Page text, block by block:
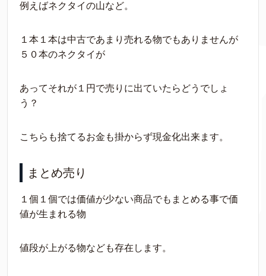
例えばネクタイの山など。
１本１本は中古であまり売れる物でもありませんが
５０本のネクタイが
あってそれが１円で売りに出ていたらどうでしょ
う？
こちらも捨てるお金も掛からず現金化出来ます。
まとめ売り
１個１個では価値が少ない商品でもまとめる事で価
値が生まれる物
値段が上がる物なども存在します。